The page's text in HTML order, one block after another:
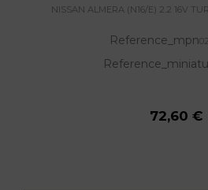
NISSAN ALMERA (N16/E) 2.2 16V
Reference_mpn
72,60 €